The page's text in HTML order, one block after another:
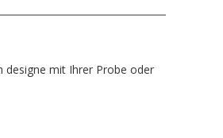
designe mit Ihrer Probe oder